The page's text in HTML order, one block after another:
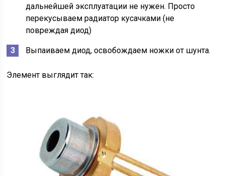
дальнейшей эксплуатации не нужен. Просто
перекусываем радиатор кусачками (не
повреждая диод)
Выпаиваем диод, освобождаем ножки от шунта.
Элемент выглядит так: